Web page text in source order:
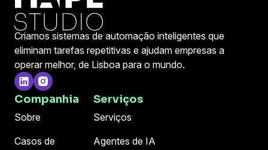
Criamos sistemas de automação inteligentes que
eliminam tarefas repetitivas e ajudam empresas a
operar melhor, de Lisboa para o mundo.
Companhia
Sobre
Casos de
Serviços
Serviços
Agentes de IA